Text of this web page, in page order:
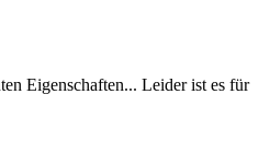
Eigenschaften... Leider ist es für